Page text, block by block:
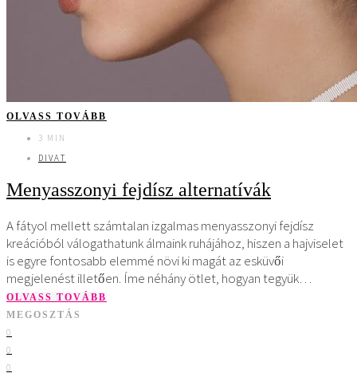
OLVASS TOVÁBB
3 MIN
DIVAT
Menyasszonyi fejdísz alternatívák
A fátyol mellett számtalan izgalmas menyasszonyi fejdísz
kreációból válogathatunk álmaink ruhájához, hiszen a hajviselet
is egyre fontosabb elemmé növi ki magát az esküvői
megjelenést illetően. Íme néhány ötlet, hogyan tegyük…
OLVASS TOVÁBB
MEGOSZTÁS
0
0
0